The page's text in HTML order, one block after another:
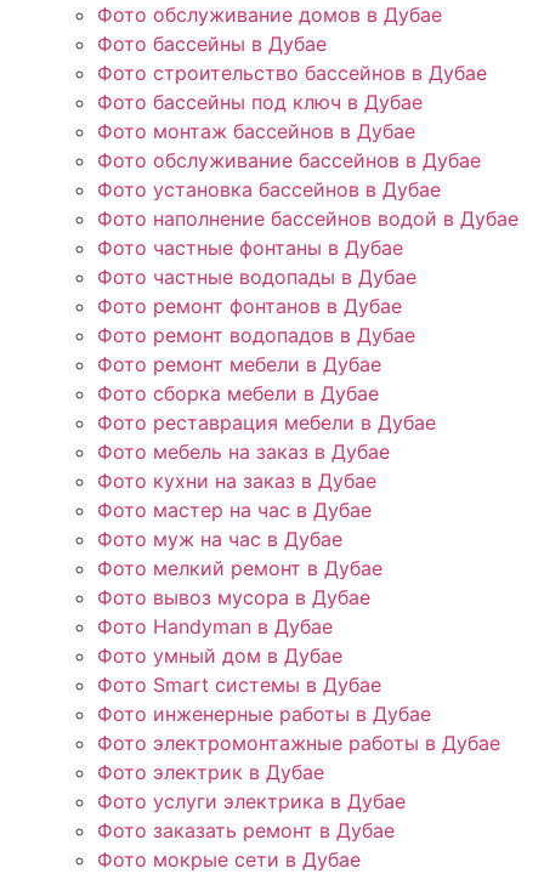
Фото обслуживание домов в Дубае
Фото бассейны в Дубае
Фото строительство бассейнов в Дубае
Фото бассейны под ключ в Дубае
Фото монтаж бассейнов в Дубае
Фото обслуживание бассейнов в Дубае
Фото установка бассейнов в Дубае
Фото наполнение бассейнов водой в Дубае
Фото частные фонтаны в Дубае
Фото частные водопады в Дубае
Фото ремонт фонтанов в Дубае
Фото ремонт водопадов в Дубае
Фото ремонт мебели в Дубае
Фото сборка мебели в Дубае
Фото реставрация мебели в Дубае
Фото мебель на заказ в Дубае
Фото кухни на заказ в Дубае
Фото мастер на час в Дубае
Фото муж на час в Дубае
Фото мелкий ремонт в Дубае
Фото вывоз мусора в Дубае
Фото Handyman в Дубае
Фото умный дом в Дубае
Фото Smart системы в Дубае
Фото инженерные работы в Дубае
Фото электромонтажные работы в Дубае
Фото электрик в Дубае
Фото услуги электрика в Дубае
Фото заказать ремонт в Дубае
Фото мокрые сети в Дубае